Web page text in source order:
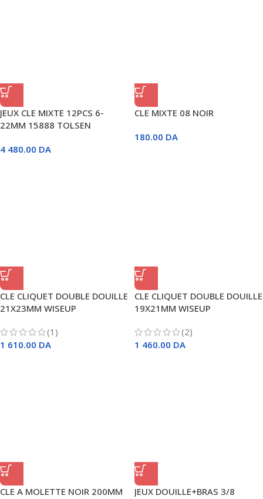
JEUX CLE MIXTE 12PCS 6-
22MM 15888 TOLSEN
4 480.00 DA
CLE MIXTE 08 NOIR
180.00 DA
CLE CLIQUET DOUBLE DOUILLE
21X23MM WISEUP
(1)
1 610.00 DA
CLE CLIQUET DOUBLE DOUILLE
19X21MM WISEUP
(2)
1 460.00 DA
CLE A MOLETTE NOIR 200MM
JEUX DOUILLE+BRAS 3/8